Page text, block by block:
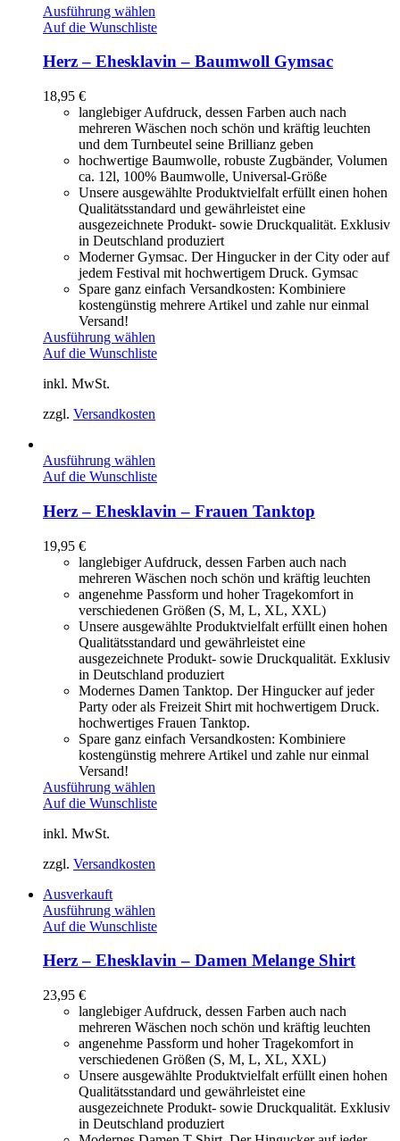
Ausführung wählen
Auf die Wunschliste
Herz – Ehesklavin – Baumwoll Gymsac
18,95 €
langlebiger Aufdruck, dessen Farben auch nach
mehreren Wäschen noch schön und kräftig leuchten
und dem Turnbeutel seine Brillianz geben
hochwertige Baumwolle, robuste Zugbänder, Volumen
ca. 12l, 100% Baumwolle, Universal-Größe
Unsere ausgewählte Produktvielfalt erfüllt einen hohen
Qualitätsstandard und gewährleistet eine
ausgezeichnete Produkt- sowie Druckqualität. Exklusiv
in Deutschland produziert
Moderner Gymsac. Der Hingucker in der City oder auf
jedem Festival mit hochwertigem Druck. Gymsac
Spare ganz einfach Versandkosten: Kombiniere
kostengünstig mehrere Artikel und zahle nur einmal
Versand!
Ausführung wählen
Auf die Wunschliste
inkl. MwSt.
zzgl. Versandkosten
Ausführung wählen
Auf die Wunschliste
Herz – Ehesklavin – Frauen Tanktop
19,95 €
langlebiger Aufdruck, dessen Farben auch nach
mehreren Wäschen noch schön und kräftig leuchten
angenehme Passform und hoher Tragekomfort in
verschiedenen Größen (S, M, L, XL, XXL)
Unsere ausgewählte Produktvielfalt erfüllt einen hohen
Qualitätsstandard und gewährleistet eine
ausgezeichnete Produkt- sowie Druckqualität. Exklusiv
in Deutschland produziert
Modernes Damen Tanktop. Der Hingucker auf jeder
Party oder als Freizeit Shirt mit hochwertigem Druck.
hochwertiges Frauen Tanktop.
Spare ganz einfach Versandkosten: Kombiniere
kostengünstig mehrere Artikel und zahle nur einmal
Versand!
Ausführung wählen
Auf die Wunschliste
inkl. MwSt.
zzgl. Versandkosten
Ausverkauft
Ausführung wählen
Auf die Wunschliste
Herz – Ehesklavin – Damen Melange Shirt
23,95 €
langlebiger Aufdruck, dessen Farben auch nach
mehreren Wäschen noch schön und kräftig leuchten
angenehme Passform und hoher Tragekomfort in
verschiedenen Größen (S, M, L, XL, XXL)
Unsere ausgewählte Produktvielfalt erfüllt einen hohen
Qualitätsstandard und gewährleistet eine
ausgezeichnete Produkt- sowie Druckqualität. Exklusiv
in Deutschland produziert